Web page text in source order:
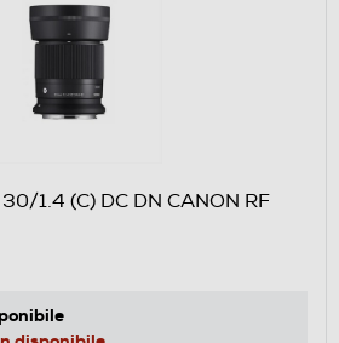
1.4 (C) DC DN CANON RF